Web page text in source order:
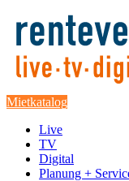
Mietkatalog
Live
TV
Digital
Planung +